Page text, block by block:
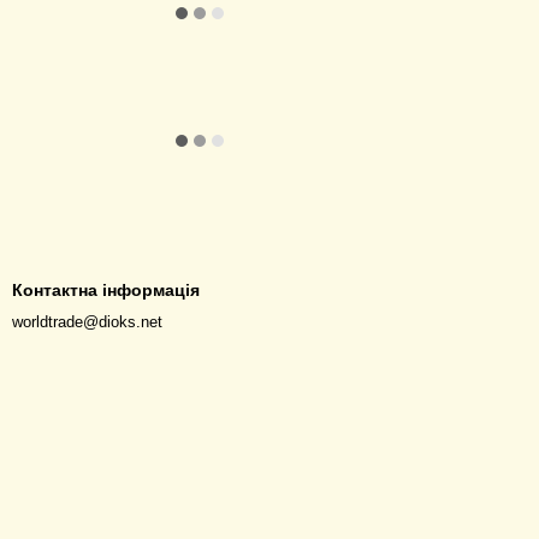
Контактна інформація
worldtrade@dioks.net